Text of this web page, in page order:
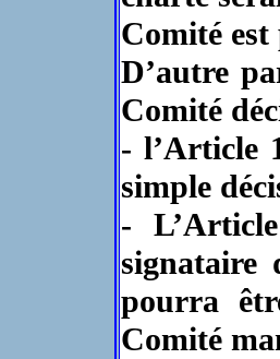
Comité est
D’autre
Comité
- l’Article
simple
-
signataire
pourra
Comité